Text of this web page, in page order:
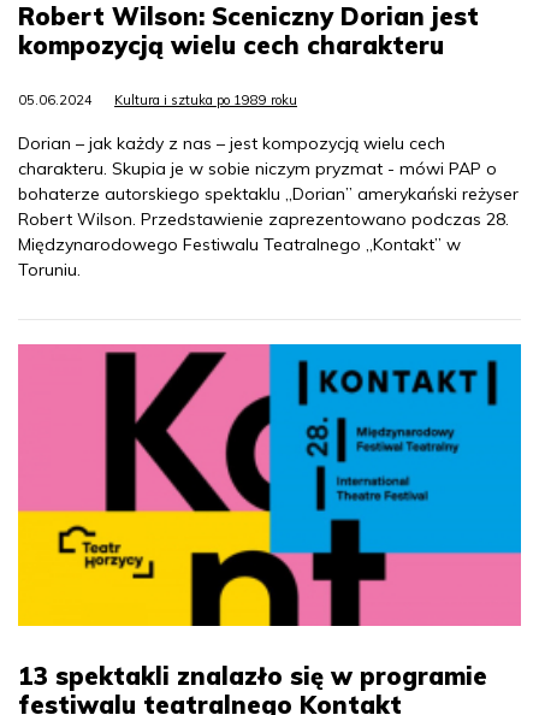
Robert Wilson: Sceniczny Dorian jest
kompozycją wielu cech charakteru
05.06.2024 Kultura i sztuka po 1989 roku
Dorian – jak każdy z nas – jest kompozycją wielu cech
charakteru. Skupia je w sobie niczym pryzmat - mówi PAP o
bohaterze autorskiego spektaklu „Dorian” amerykański reżyser
Robert Wilson. Przedstawienie zaprezentowano podczas 28.
Międzynarodowego Festiwalu Teatralnego „Kontakt” w
Toruniu.
13 spektakli znalazło się w programie
festiwalu teatralnego Kontakt